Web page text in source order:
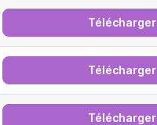
Télécharger
Télécharger
Télécharger